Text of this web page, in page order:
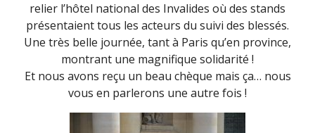
relier l’hôtel national des Invalides où des stands
présentaient tous les acteurs du suivi des blessés.
Une très belle journée, tant à Paris qu’en province,
montrant une magnifique solidarité !
Et nous avons reçu un beau chèque mais ça… nous
vous en parlerons une autre fois !